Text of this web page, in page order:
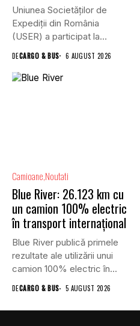
Uniunea Societăților de
Expediții din România
(USER) a participat la
DECARGO & BUS 6 AUGUST 2026
Camioane Noutati
Blue River: 26.123 km cu
un camion 100% electric
în transport internațional
Blue River publică primele
rezultate ale utilizării unui
camion 100% electric în...
DECARGO & BUS 5 AUGUST 2026